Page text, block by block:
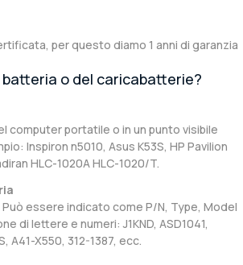
per questo diamo 1 anni di garanzia
o del caricabatterie?
computer portatile o in un punto visibile
Inspiron n5010, Asus K53S, HP Pavilion
HLC-1020A HLC-1020/T.
essere indicato come P/N, Type, Model
di lettere e numeri: J1KND, ASD1041,
A41-X550, 312-1387, ecc.